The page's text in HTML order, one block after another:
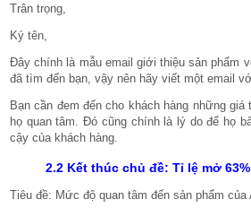
Trân trọng,
Ký tên,
Đây chính là mẫu email giới thiệu sản phẩm
đã tìm đến bạn, vậy nên hãy viết một email
Bạn cần đem đến cho khách hàng những
họ quan tâm. Đó cũng chính là lý do để họ
cậy của khách hàng.
2.2 Kết thúc chủ đề: Tỉ lệ mở 63%
Tiêu đề: Mức độ quan tâm đến sản phẩm của